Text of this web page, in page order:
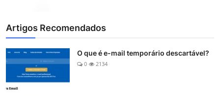
Artigos Recomendados
O que é e-mail temporário descartável?
0 2134